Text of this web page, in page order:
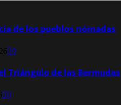
de los pueblos nómadas
0
Triángulo de las Bermudas
0